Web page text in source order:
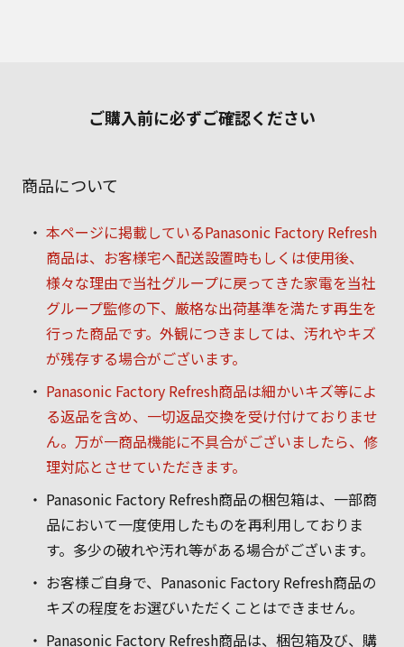
ご購入前に必ずご確認ください
商品について
本ページに掲載しているPanasonic Factory Refresh
商品は、お客様宅へ配送設置時もしくは使用後、
様々な理由で当社グループに戻ってきた家電を当社
グループ監修の下、厳格な出荷基準を満たす再生を
行った商品です。外観につきましては、汚れやキズ
が残存する場合がございます。
Panasonic Factory Refresh商品は細かいキズ等によ
る返品を含め、一切返品交換を受け付けておりませ
ん。万が一商品機能に不具合がございましたら、修
理対応とさせていただきます。
Panasonic Factory Refresh商品の梱包箱は、一部商
品において一度使用したものを再利用しておりま
す。多少の破れや汚れ等がある場合がございます。
お客様ご自身で、Panasonic Factory Refresh商品の
キズの程度をお選びいただくことはできません。
Panasonic Factory Refresh商品は、梱包箱及び、購